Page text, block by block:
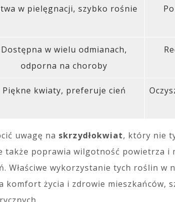
w pielęgnacji, szybko rośnie
Dostępna w wielu odmianach,
odporna na choroby
Piękne kwiaty, preferuje cień
uwagę na skrzydłokwiat, który nie
także poprawia wilgotność powietrza i
Właściwe wykorzystanie tych roślin w
komfort życia i zdrowie mieszkańców,